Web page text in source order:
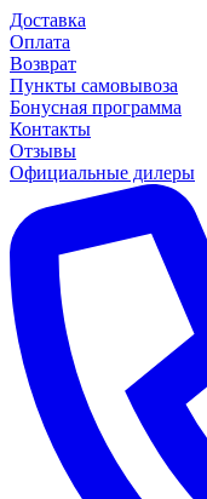
Доставка
Оплата
Возврат
Пункты самовывоза
Бонусная программа
Контакты
Отзывы
Официальные дилеры